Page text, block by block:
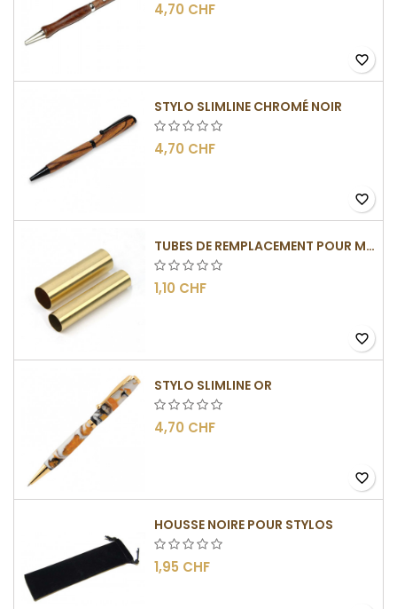
4,70 CHF
favorite_border
STYLO SLIMLINE CHROMÉ NOIR
4,70 CHF
favorite_border
TUBES DE REMPLACEMENT POUR MÉCANISMES SLIMLINE
1,10 CHF
favorite_border
STYLO SLIMLINE OR
4,70 CHF
favorite_border
HOUSSE NOIRE POUR STYLOS
1,95 CHF